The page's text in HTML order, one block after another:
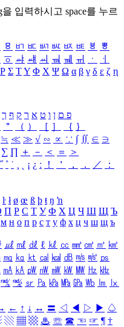
을 입력하시고 space를 누르
ㅱ ㅲ ㅳ ㅴ ㅵ ㅶ ㅷ ㅸ
ㅹ
ㆆ ㆇ ㆈ ㆉ ㆊ ㆋ ㆌ ㆍ
ㆎ
Ρ Σ ΤΥ Φ Χ Ψ Ω α β γ δ ε ζ η
פ ם ן ו ט א ר ק ף ך
＂ （ ） ［ ］ ｛ ｝
≒ ≪ ≫ √ ∽ ∝ ∵ ∫ ∬ ∈ ∋
∑ ∏ ＋ － ＜ ＝
＞
˝ ˚ ˙ ¸ ¡ ¿ ː ！ ＇ ， ． ／
：
ŀ ł ø œ ß þ ŧ ŋ ŉ
П Р С Т У Ф Х Ц Ч Ш Щ Ъ
м н о п р с т у ф х ц ч ш щ ъ
㎕ ㎖ ㎗ ℓ ㎘ ㏄ ㎣ ㎤ ㎥ ㎦
㎎ ㎏ ㏏ ㎈ ㎉ ㏈ ㎧ ㎨ ㎰
㎃ ㎄ ㎺ ㎻ ㎽ ㎾ ㎿ ㎐ ㎑
㎮ ㎯ ㏛ ㎩ ㎪ ㎫ ㎬ ㏝ ㏐
㏓
← ↑ ↓ ↔ 〓 ◁ ◀ ▷ ▶ ♤
▧ ▦ ▩ ♨ ☏ ☎ ☜ ☞ ¶ †